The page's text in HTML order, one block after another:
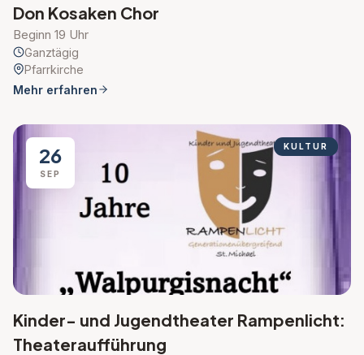
Don Kosaken Chor
Beginn 19 Uhr
Ganztägig
Pfarrkirche
Mehr erfahren
26
SEP
KULTUR
Kinder- und Jugendtheater Rampenlicht:
Theateraufführung